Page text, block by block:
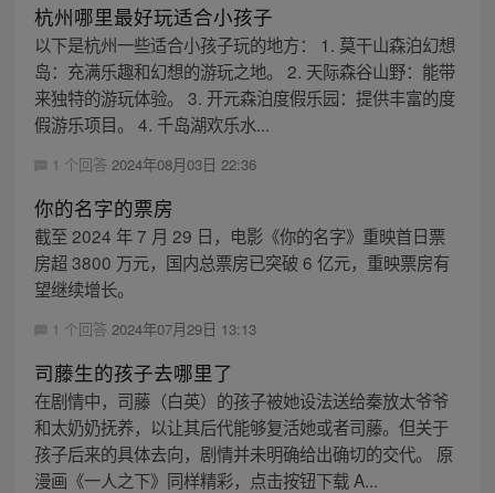
杭州哪里最好玩适合小孩子
以下是杭州一些适合小孩子玩的地方： 1. 莫干山森泊幻想
岛：充满乐趣和幻想的游玩之地。 2. 天际森谷山野：能带
来独特的游玩体验。 3. 开元森泊度假乐园：提供丰富的度
假游乐项目。 4. 千岛湖欢乐水...
1 个回答 2024年08月03日 22:36
你的名字的票房
截至 2024 年 7 月 29 日，电影《你的名字》重映首日票
房超 3800 万元，国内总票房已突破 6 亿元，重映票房有
望继续增长。
1 个回答 2024年07月29日 13:13
司藤生的孩子去哪里了
在剧情中，司藤（白英）的孩子被她设法送给秦放太爷爷
和太奶奶抚养，以让其后代能够复活她或者司藤。但关于
孩子后来的具体去向，剧情并未明确给出确切的交代。 原
漫画《一人之下》同样精彩，点击按钮下载 A...